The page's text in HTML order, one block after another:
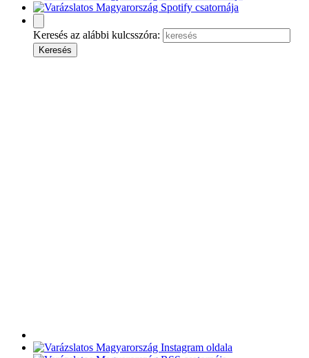
Keresés az alábbi kulcsszóra: